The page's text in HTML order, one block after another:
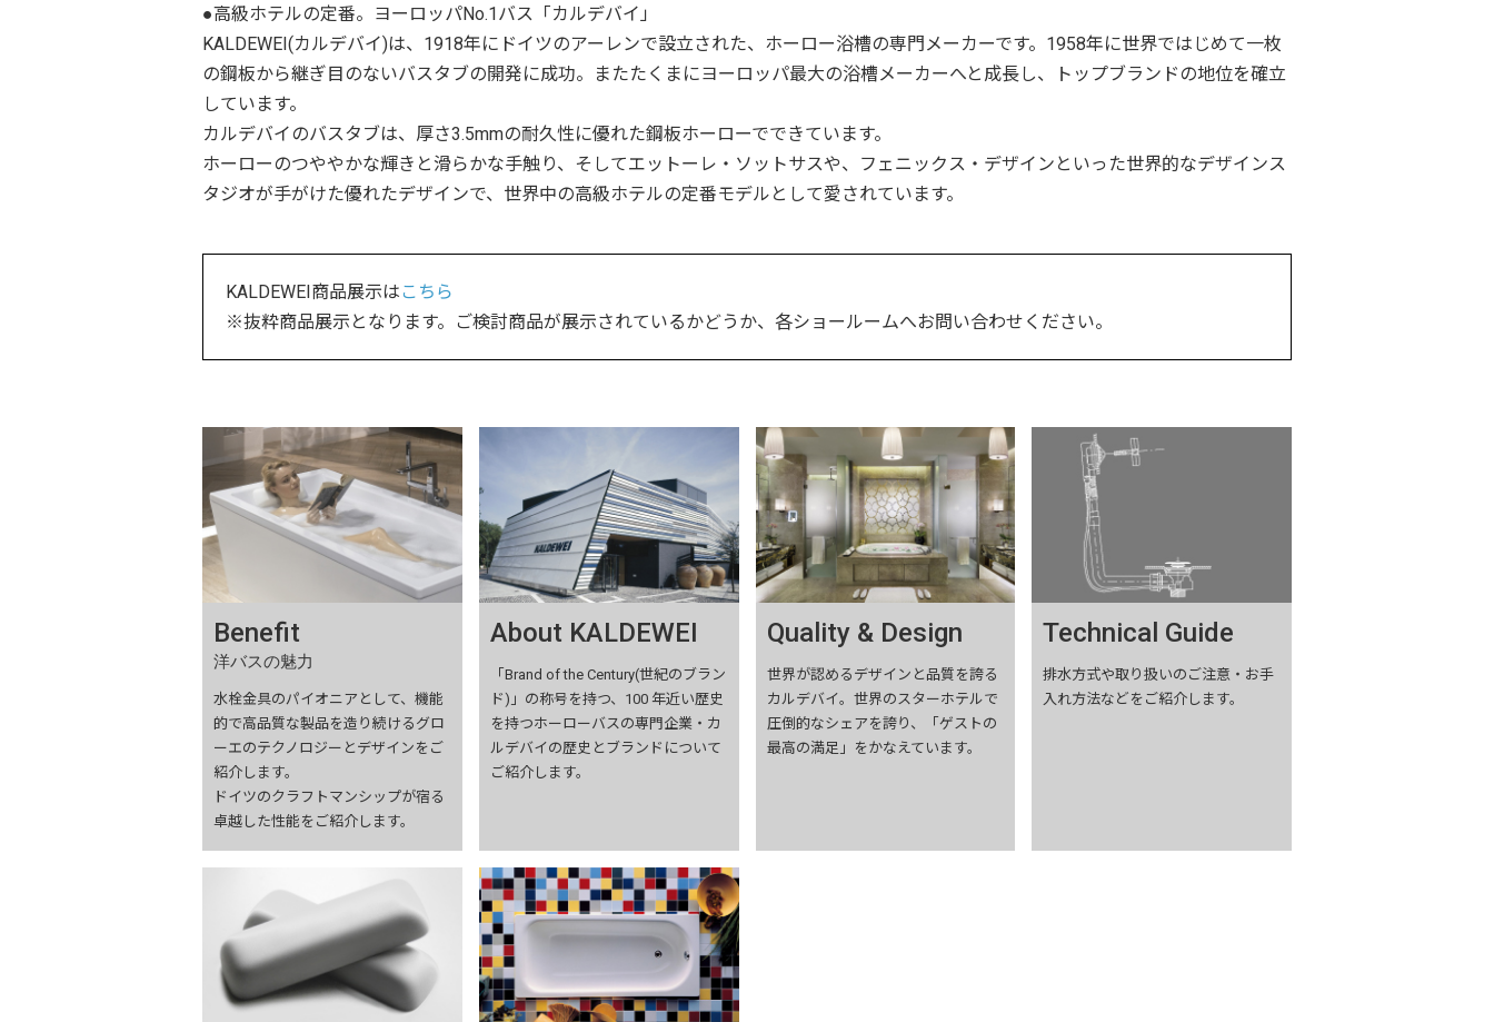
●高級ホテルの定番。ヨーロッパNo.1バス「カルデバイ」
KALDEWEI(カルデバイ)は、1918年にドイツのアーレンで設立された、ホーロー浴槽の専門メーカーです。1958年に世界ではじめて一枚
の鋼板から継ぎ目のないバスタブの開発に成功。またたくまにヨーロッパ最大の浴槽メーカーへと成長し、トップブランドの地位を確立
しています。
カルデバイのバスタブは、厚さ3.5mmの耐久性に優れた鋼板ホーローでできています。
ホーローのつややかな輝きと滑らかな手触り、そしてエットーレ・ソットサスや、フェニックス・デザインといった世界的なデザインス
タジオが手がけた優れたデザインで、世界中の高級ホテルの定番モデルとして愛されています。
KALDEWEI商品展示は こちら
※抜粋商品展示となります。ご検討商品が展示されているかどうか、各ショールームへお問い合わせください。
Benefit
洋バスの魅力
水栓金具のパイオニアとして、機能
的で高品質な製品を造り続けるグロ
ーエのテクノロジーとデザインをご
紹介します。
ドイツのクラフトマンシップが宿る
卓越した性能をご紹介します。
About KALDEWEI
「Brand of the Century(世紀のブラン
ド)」の称号を持つ、100 年近い歴史
を持つホーローバスの専門企業・カ
ルデバイの歴史とブランドについて
ご紹介します。
Quality & Design
世界が認めるデザインと品質を誇る
カルデバイ。世界のスターホテルで
圧倒的なシェアを誇り、「ゲストの
最高の満足」をかなえています。
Technical Guide
排水方式や取り扱いのご注意・お手
入れ方法などをご紹介します。